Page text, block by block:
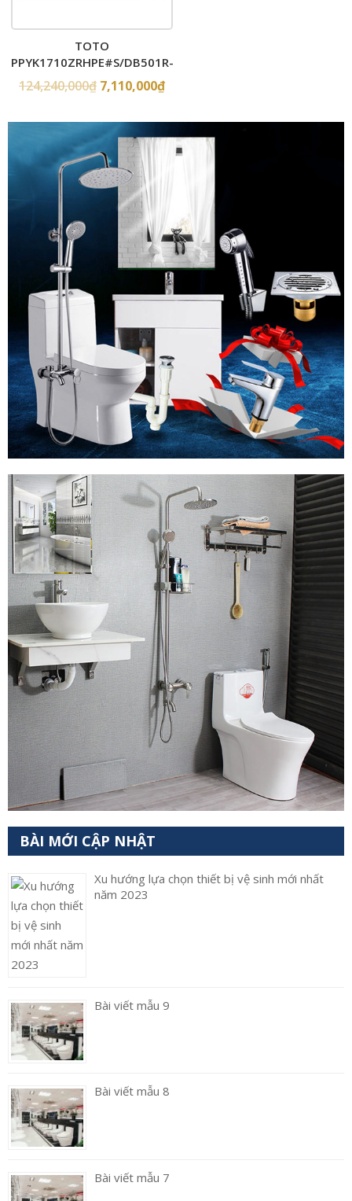
TOTO
PPYK1710ZRHPE#S/DB501R-
2B – Bồn tắm xây massage
ngọc trai
124,240,000₫ 7,110,000₫
BÀI MỚI CẬP NHẬT
Xu hướng lựa chọn thiết bị vệ sinh mới nhất
năm 2023
Bài viết mẫu 9
Bài viết mẫu 8
Bài viết mẫu 7